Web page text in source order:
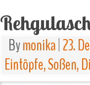
Bymonika 23.
Eintöpfe, Soßen,